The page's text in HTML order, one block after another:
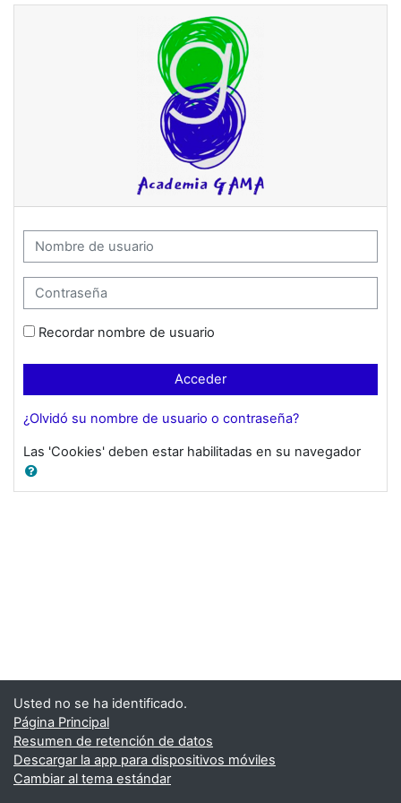
Salta al contenido principal
Academia Gama: Acceder
Nombre de usuario
Contraseña
Recordar nombre de usuario
Acceder
¿Olvidó su nombre de usuario o contraseña?
Las 'Cookies' deben estar habilitadas en su navegador
Usted no se ha identificado.
Página Principal
Resumen de retención de datos
Descargar la app para dispositivos móviles
Cambiar al tema estándar